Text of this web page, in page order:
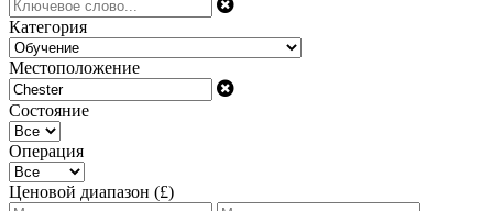
Категория
Местоположение
Состояние
Операция
Ценовой диапазон (£)